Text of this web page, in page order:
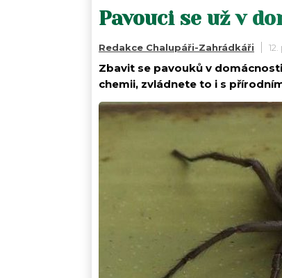
Pavouci se už v
Redakce Chalupáři-Zahrádkáři
Zbavit se pavouků v
chemii, zvládnete to i s